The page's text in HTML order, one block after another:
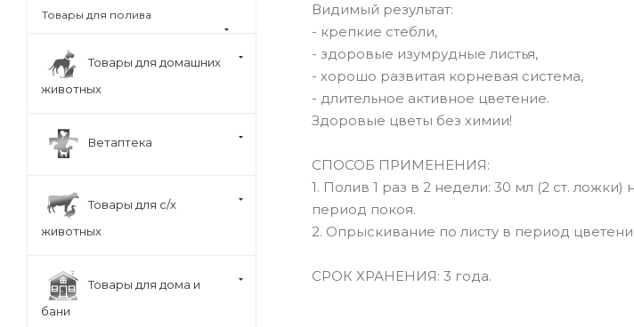
Видимый результат:
- крепкие стебли,
- здоровые изумрудные листья,
- хорошо развитая корневая система,
- длительное активное цветение.
Здоровые цветы без химии!
СПОСОБ ПРИМЕНЕНИЯ:
1. Полив 1 раз в 2 недели: 30 мл (2 ст.
период покоя.
2. Опрыскивание по листу в период
СРОК ХРАНЕНИЯ: 3 года.
Товары для полива
Товары для домашних
животных
Ветаптека
Товары для с/х
животных
Товары для дома и
бани